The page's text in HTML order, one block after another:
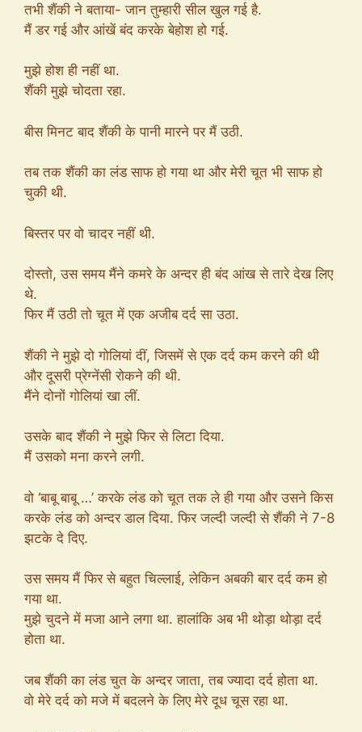
तभी शैंकी ने बताया- जान तुम्हारी सील खुल गई है.
मैं डर गई और आंखें बंद करके बेहोश हो गई.
मुझे होश ही नहीं था.
शैंकी मुझे चोदता रहा.
बीस मिनट बाद शैंकी के पानी मारने पर मैं उठी.
तब तक शैंकी का लंड साफ हो गया था और मेरी चूत भी साफ हो
चुकी थी.
बिस्तर पर वो चादर नहीं थी.
दोस्तो, उस समय मैंने कमरे के अन्दर ही बंद आंख से तारे देख लिए
थे.
फिर मैं उठी तो चूत में एक अजीब दर्द सा उठा.
शैंकी ने मुझे दो गोलियां दीं, जिसमें से एक दर्द कम करने की थी
और दूसरी प्रेग्नेंसी रोकने की थी.
मैंने दोनों गोलियां खा लीं.
उसके बाद शैंकी ने मुझे फिर से लिटा दिया.
मैं उसको मना करने लगी.
वो ‘बाबू बाबू …’ करके लंड को चूत तक ले ही गया और उसने किस
करके लंड को अन्दर डाल दिया. फिर जल्दी जल्दी से शैंकी ने 7-8
झटके दे दिए.
उस समय मैं फिर से बहुत चिल्लाई, लेकिन अबकी बार दर्द कम हो
गया था.
मुझे चुदने में मजा आने लगा था. हालांकि अब भी थोड़ा थोड़ा दर्द
होता था.
जब शैंकी का लंड चुत के अन्दर जाता, तब ज्यादा दर्द होता था.
वो मेरे दर्द को मजे में बदलने के लिए मेरे दूध चूस रहा था.